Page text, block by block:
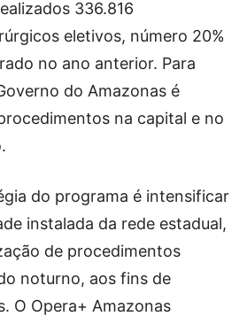
336.816
eletivos, número 20%
no ano anterior. Para
do Amazonas é
na capital e no
do programa é intensificar
instalada da rede estadual,
de procedimentos
noturno, aos fins de
O Opera+ Amazonas